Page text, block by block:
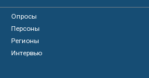
Опросы
Персоны
Регионы
Интервью